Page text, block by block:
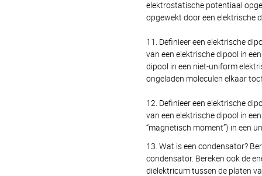
elektrostatische potentiaal
opgewekt door een elektrische
11. Definieer een elektrische
van een elek­trische dipool in
dipool in een niet-uniform
ongeladen moleculen elkaar
12. Definieer een elektrische
van een elektrische dipool in
“magnetisch moment”) in een
13. Wat is een condensator?
condensator. Bereken ook de
diëlektricum tussen de platen